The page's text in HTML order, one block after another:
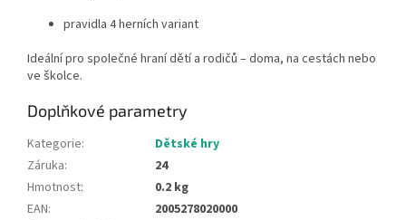
pravidla 4 herních variant
Ideální pro společné hraní dětí a rodičů – doma, na cestách nebo
ve školce.
Doplňkové parametry
Kategorie:
Dětské hry
Záruka:
24
Hmotnost:
0.2 kg
EAN:
2005278020000